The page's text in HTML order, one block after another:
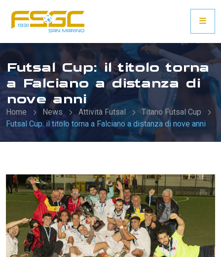
Futsal Cup: il titolo torna
a Falciano a distanza di
nove anni
Home News Attività Futsal
Titano Futsal Cup
Futsal Cup: il titolo torna a Falciano a distanza di nove anni